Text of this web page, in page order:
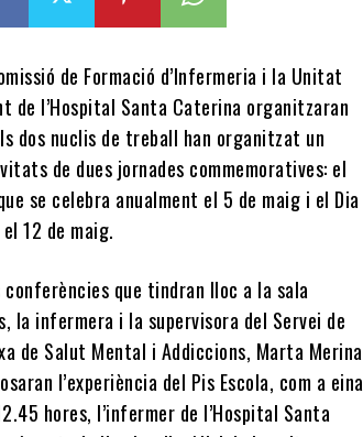
de Formació d’Infermeria i la Unitat
de l’Hospital Santa Caterina organitzaran
dos nuclis de treball han organitzat un
de dues jornades commemoratives: el
se celebra anualment el 5 de maig i el Dia
12 de maig.
que tindran lloc a la sala
la infermera i la supervisora del Servei de
de Salut Mental i Addiccions, Marta Merina
l’experiència del Pis Escola, com a eina
hores, l’infermer de l’Hospital Santa